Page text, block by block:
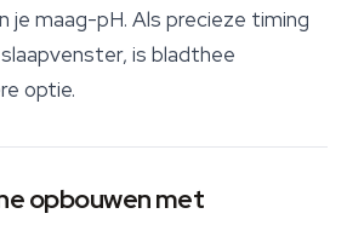
je maag-pH. Als precieze timing
is bladthee
optie.
opbouwen met